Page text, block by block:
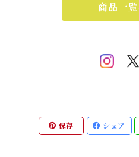
商品一
保存 シェア